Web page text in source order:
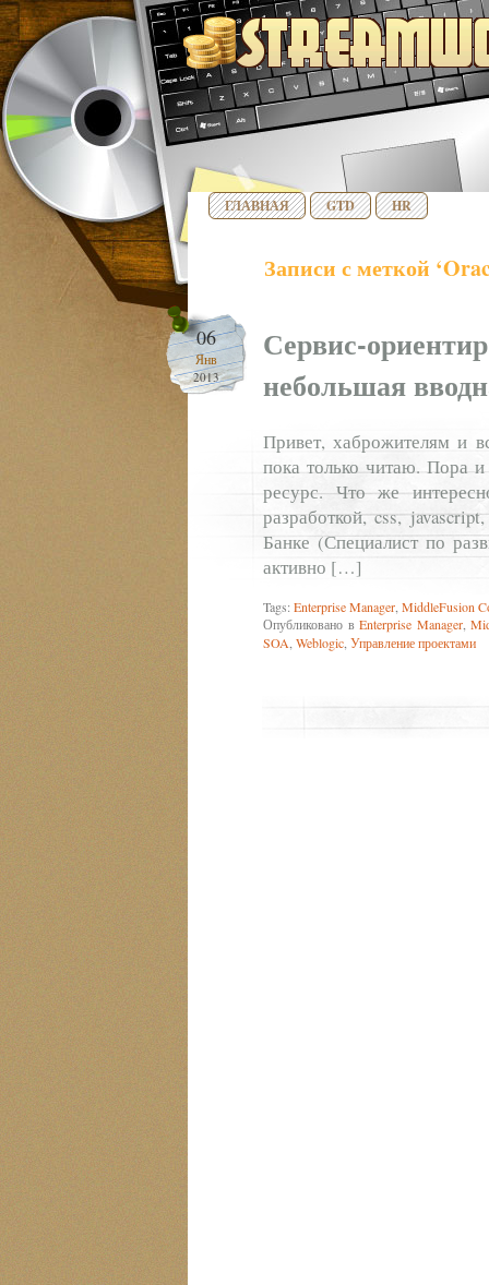
ГЛАВНАЯ GTD HR
Записи с меткой
06
Янв
2013
Сервис-
небольшая
Привет, хаброжителям и
пока только читаю. Пора
ресурс. Что же
разработкой, css,
Банке (Специалист по
активно […]
Tags: Enterprise Manager MiddleFusion
Опубликовано в Enterprise Manager,
SOA Weblogic Управление проектами